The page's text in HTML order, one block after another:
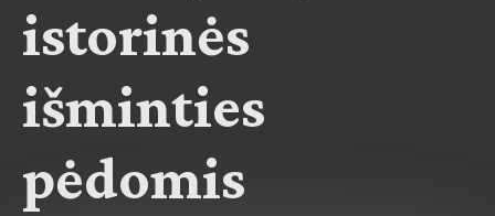
istorinės
išminties
pėdomis